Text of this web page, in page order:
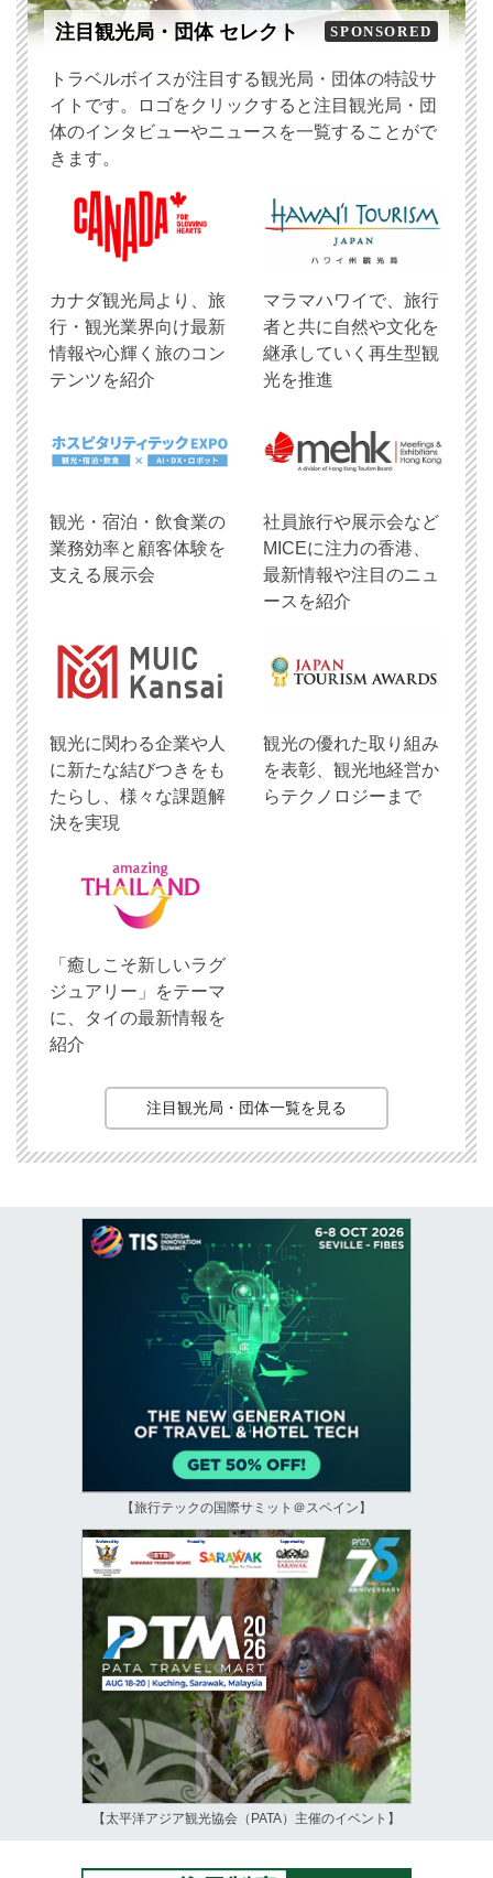
注目観光局・団体 セレクト SPONSORED
トラベルボイスが注目する観光局・団体の特設サ
イトです。ロゴをクリックすると注目観光局・団
体のインタビューやニュースを一覧することがで
きます。
​カナダ観光局より、旅
行・観光業界向け最新
情報や心輝く旅のコン
テンツを紹介
マラマハワイで、旅行
者と共に自然や文化を
継承していく再生型観
光を推進
観光・宿泊・飲食業の
業務効率と顧客体験を
支える展示会
社員旅行や展示会など
MICEに注力の香港、
最新情報や注目のニュ
ースを紹介
観光に関わる企業や人
に新たな結びつきをも
たらし、様々な課題解
決を実現
観光の優れた取り組み
を表彰、観光地経営か
らテクノロジーまで
「癒しこそ新しいラグ
ジュアリー」をテーマ
に、タイの最新情報を
紹介
注目観光局・団体一覧を見る
【旅行テックの国際サミット＠スペイン】
【太平洋アジア観光協会（PATA）主催のイベント】